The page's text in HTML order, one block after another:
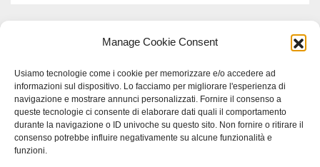
Manage Cookie Consent
Usiamo tecnologie come i cookie per memorizzare e/o accedere ad
informazioni sul dispositivo. Lo facciamo per migliorare l'esperienza di
navigazione e mostrare annunci personalizzati. Fornire il consenso a
queste tecnologie ci consente di elaborare dati quali il comportamento
durante la navigazione o ID univoche su questo sito. Non fornire o ritirare il
consenso potrebbe influire negativamente su alcune funzionalità e
funzioni.